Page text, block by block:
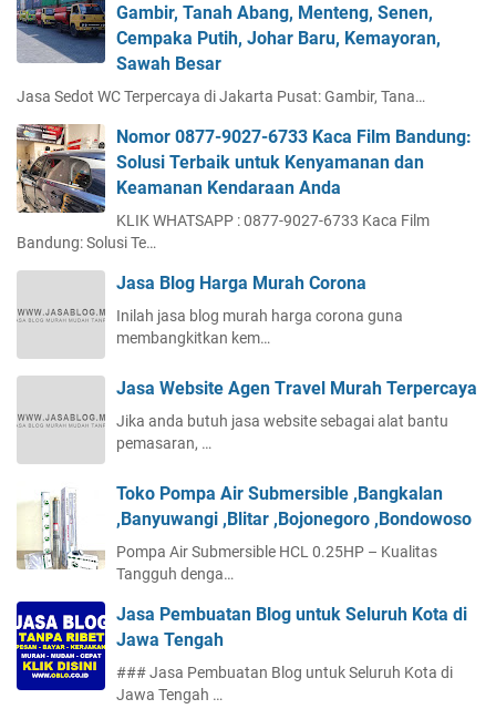
Gambir, Tanah Abang, Menteng, Senen,
Cempaka Putih, Johar Baru, Kemayoran,
Sawah Besar
Jasa Sedot WC Terpercaya di Jakarta Pusat: Gambir, Tana…
Nomor 0877-9027-6733 Kaca Film Bandung:
Solusi Terbaik untuk Kenyamanan dan
Keamanan Kendaraan Anda
KLIK WHATSAPP : 0877-9027-6733 Kaca Film
Bandung: Solusi Te…
Jasa Blog Harga Murah Corona
Inilah jasa blog murah harga corona guna
membangkitkan kem…
Jasa Website Agen Travel Murah Terpercaya
Jika anda butuh jasa website sebagai alat bantu
pemasaran, …
Toko Pompa Air Submersible ,Bangkalan
,Banyuwangi ,Blitar ,Bojonegoro ,Bondowoso
Pompa Air Submersible HCL 0.25HP – Kualitas
Tangguh denga…
Jasa Pembuatan Blog untuk Seluruh Kota di
Jawa Tengah
### Jasa Pembuatan Blog untuk Seluruh Kota di
Jawa Tengah …